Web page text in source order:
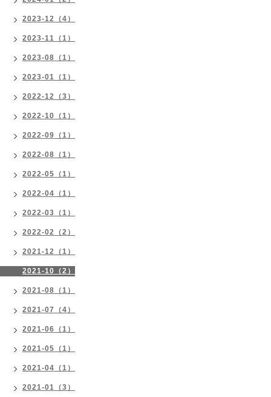
2023-12（4）
2023-11（1）
2023-08（1）
2023-01（1）
2022-12（3）
2022-10（1）
2022-09（1）
2022-08（1）
2022-05（1）
2022-04（1）
2022-03（1）
2022-02（2）
2021-12（1）
2021-10（2）
2021-08（1）
2021-07（4）
2021-06（1）
2021-05（1）
2021-04（1）
2021-01（3）